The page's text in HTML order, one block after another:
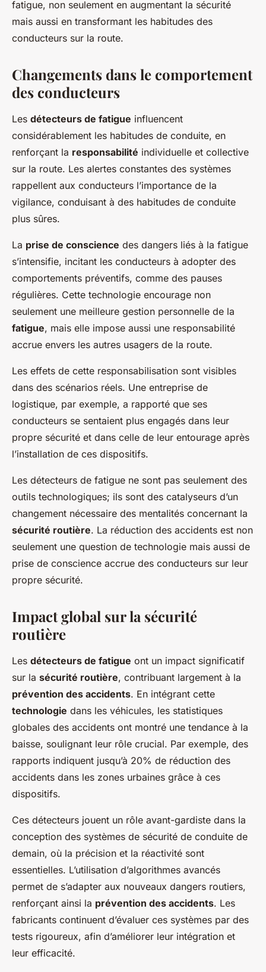
fatigue, non seulement en augmentant la sécurité
mais aussi en transformant les habitudes des
conducteurs sur la route.
Changements dans le comportement
des conducteurs
Les détecteurs de fatigue influencent
considérablement les habitudes de conduite, en
renforçant la responsabilité individuelle et collective
sur la route. Les alertes constantes des systèmes
rappellent aux conducteurs l’importance de la
vigilance, conduisant à des habitudes de conduite
plus sûres.
La prise de conscience des dangers liés à la fatigue
s’intensifie, incitant les conducteurs à adopter des
comportements préventifs, comme des pauses
régulières. Cette technologie encourage non
seulement une meilleure gestion personnelle de la
fatigue, mais elle impose aussi une responsabilité
accrue envers les autres usagers de la route.
Les effets de cette responsabilisation sont visibles
dans des scénarios réels. Une entreprise de
logistique, par exemple, a rapporté que ses
conducteurs se sentaient plus engagés dans leur
propre sécurité et dans celle de leur entourage après
l’installation de ces dispositifs.
Les détecteurs de fatigue ne sont pas seulement des
outils technologiques; ils sont des catalyseurs d’un
changement nécessaire des mentalités concernant la
sécurité routière. La réduction des accidents est non
seulement une question de technologie mais aussi de
prise de conscience accrue des conducteurs sur leur
propre sécurité.
Impact global sur la sécurité
routière
Les détecteurs de fatigue ont un impact significatif
sur la sécurité routière, contribuant largement à la
prévention des accidents. En intégrant cette
technologie dans les véhicules, les statistiques
globales des accidents ont montré une tendance à la
baisse, soulignant leur rôle crucial. Par exemple, des
rapports indiquent jusqu’à 20% de réduction des
accidents dans les zones urbaines grâce à ces
dispositifs.
Ces détecteurs jouent un rôle avant-gardiste dans la
conception des systèmes de sécurité de conduite de
demain, où la précision et la réactivité sont
essentielles. L’utilisation d’algorithmes avancés
permet de s’adapter aux nouveaux dangers routiers,
renforçant ainsi la prévention des accidents. Les
fabricants continuent d’évaluer ces systèmes par des
tests rigoureux, afin d’améliorer leur intégration et
leur efficacité.